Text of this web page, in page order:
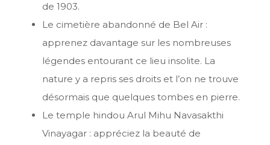
de 1903.
Le cimetière abandonné de Bel Air :
apprenez davantage sur les nombreuses
légendes entourant ce lieu insolite. La
nature y a repris ses droits et l’on ne trouve
désormais que quelques tombes en pierre.
Le temple hindou Arul Mihu Navasakthi
Vinayagar : appréciez la beauté de